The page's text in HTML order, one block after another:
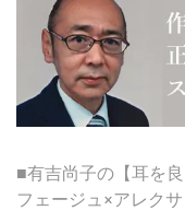
■有吉尚子の【耳を
フェージュ×アレク